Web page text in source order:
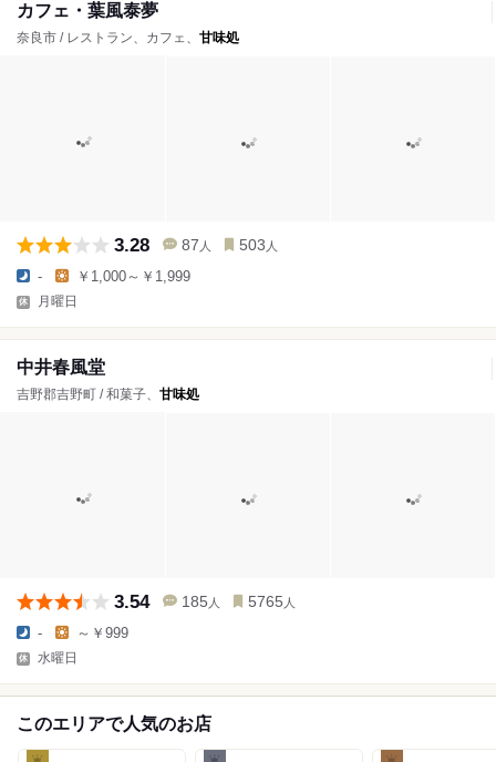
カフェ・葉風泰夢
奈良市 / レストラン、カフェ、 甘味処
3.28 87 人 503 人
- ￥1,000～￥1,999
月曜日
中井春風堂
吉野郡吉野町 / 和菓子、 甘味処
3.54 185 人 5765 人
- ～￥999
水曜日
このエリアで人気のお店